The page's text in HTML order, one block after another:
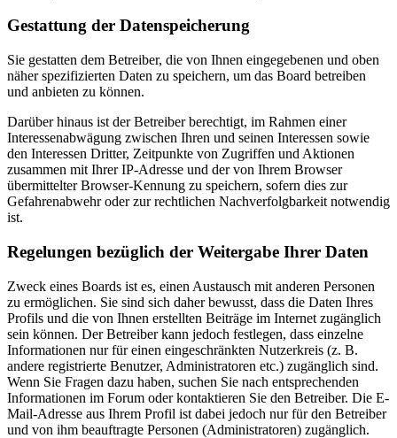
Gestattung der Datenspeicherung
Sie gestatten dem Betreiber, die von Ihnen eingegebenen und oben
näher spezifizierten Daten zu speichern, um das Board betreiben
und anbieten zu können.
Darüber hinaus ist der Betreiber berechtigt, im Rahmen einer
Interessenabwägung zwischen Ihren und seinen Interessen sowie
den Interessen Dritter, Zeitpunkte von Zugriffen und Aktionen
zusammen mit Ihrer IP-Adresse und der von Ihrem Browser
übermittelter Browser-Kennung zu speichern, sofern dies zur
Gefahrenabwehr oder zur rechtlichen Nachverfolgbarkeit notwendig
ist.
Regelungen bezüglich der Weitergabe Ihrer Daten
Zweck eines Boards ist es, einen Austausch mit anderen Personen
zu ermöglichen. Sie sind sich daher bewusst, dass die Daten Ihres
Profils und die von Ihnen erstellten Beiträge im Internet zugänglich
sein können. Der Betreiber kann jedoch festlegen, dass einzelne
Informationen nur für einen eingeschränkten Nutzerkreis (z. B.
andere registrierte Benutzer, Administratoren etc.) zugänglich sind.
Wenn Sie Fragen dazu haben, suchen Sie nach entsprechenden
Informationen im Forum oder kontaktieren Sie den Betreiber. Die E-
Mail-Adresse aus Ihrem Profil ist dabei jedoch nur für den Betreiber
und von ihm beauftragte Personen (Administratoren) zugänglich.